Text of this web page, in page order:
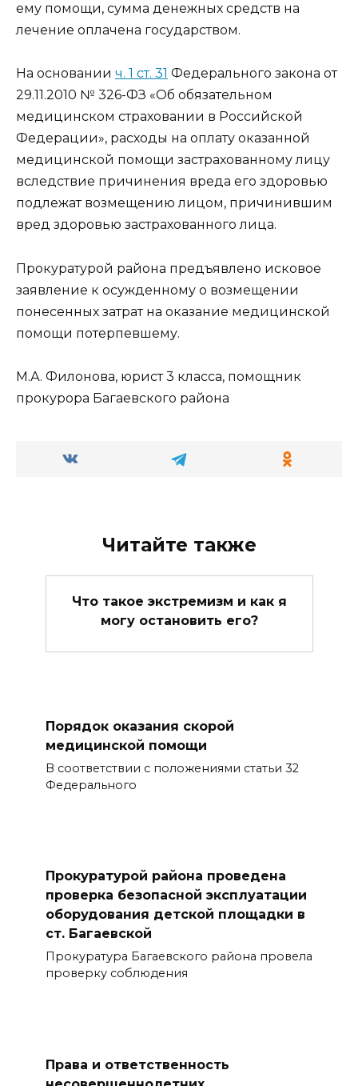
ему помощи, сумма денежных средств на
лечение оплачена государством.
На основании ч. 1 ст. 31 Федерального закона от
29.11.2010 № 326-ФЗ «Об обязательном
медицинском страховании в Российской
Федерации», расходы на оплату оказанной
медицинской помощи застрахованному лицу
вследствие причинения вреда его здоровью
подлежат возмещению лицом, причинившим
вред здоровью застрахованного лица.
Прокуратурой района предъявлено исковое
заявление к осужденному о возмещении
понесенных затрат на оказание медицинской
помощи потерпевшему.
М.А. Филонова, юрист 3 класса, помощник
прокурора Багаевского района
Читайте также
Что такое экстремизм и как я
могу остановить его?
Порядок оказания скорой
медицинской помощи
В соответствии с положениями статьи 32
Федерального
Прокуратурой района проведена
проверка безопасной эксплуатации
оборудования детской площадки в
ст. Багаевской
Прокуратура Багаевского района провела
проверку соблюдения
Права и ответственность